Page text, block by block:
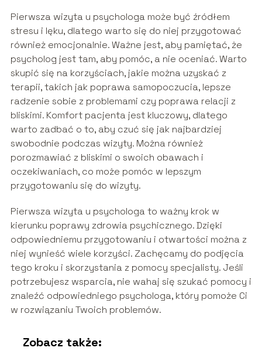
Pierwsza wizyta u psychologa może być źródłem
stresu i lęku, dlatego warto się do niej przygotować
również emocjonalnie. Ważne jest, aby pamiętać, że
psycholog jest tam, aby pomóc, a nie oceniać. Warto
skupić się na korzyściach, jakie można uzyskać z
terapii, takich jak poprawa samopoczucia, lepsze
radzenie sobie z problemami czy poprawa relacji z
bliskimi. Komfort pacjenta jest kluczowy, dlatego
warto zadbać o to, aby czuć się jak najbardziej
swobodnie podczas wizyty. Można również
porozmawiać z bliskimi o swoich obawach i
oczekiwaniach, co może pomóc w lepszym
przygotowaniu się do wizyty.
Pierwsza wizyta u psychologa to ważny krok w
kierunku poprawy zdrowia psychicznego. Dzięki
odpowiedniemu przygotowaniu i otwartości można z
niej wynieść wiele korzyści. Zachęcamy do podjęcia
tego kroku i skorzystania z pomocy specjalisty. Jeśli
potrzebujesz wsparcia, nie wahaj się szukać pomocy i
znaleźć odpowiedniego psychologa, który pomoże Ci
w rozwiązaniu Twoich problemów.
Zobacz także: